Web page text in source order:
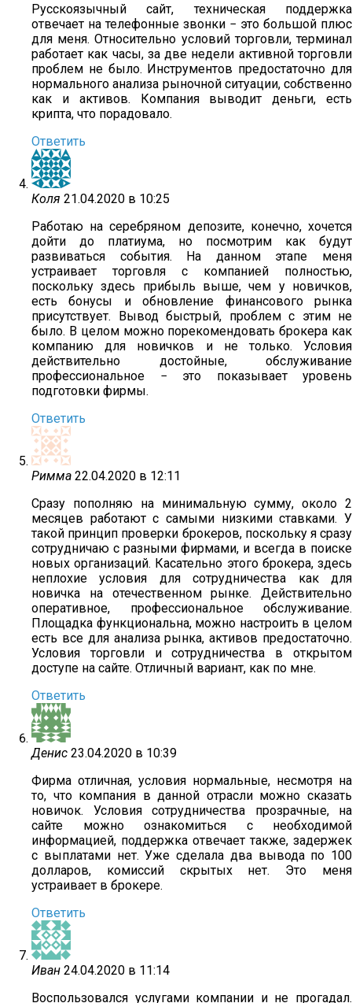
Русскоязычный сайт, техническая поддержка
отвечает на телефонные звонки − это большой плюс
для меня. Относительно условий торговли, терминал
работает как часы, за две недели активной торговли
проблем не было. Инструментов предостаточно для
нормального анализа рыночной ситуации, собственно
как и активов. Компания выводит деньги, есть
крипта, что порадовало.
Ответить
Коля 21.04.2020 в 10:25
Работаю на серебряном депозите, конечно, хочется
дойти до платиума, но посмотрим как будут
развиваться события. На данном этапе меня
устраивает торговля с компанией полностью,
поскольку здесь прибыль выше, чем у новичков,
есть бонусы и обновление финансового рынка
присутствует. Вывод быстрый, проблем с этим не
было. В целом можно порекомендовать брокера как
компанию для новичков и не только. Условия
действительно достойные, обслуживание
профессиональное − это показывает уровень
подготовки фирмы.
Ответить
Римма 22.04.2020 в 12:11
Сразу пополняю на минимальную сумму, около 2
месяцев работают с самыми низкими ставками. У
такой принцип проверки брокеров, поскольку я сразу
сотрудничаю с разными фирмами, и всегда в поиске
новых организаций. Касательно этого брокера, здесь
неплохие условия для сотрудничества как для
новичка на отечественном рынке. Действительно
оперативное, профессиональное обслуживание.
Площадка функциональна, можно настроить в целом
есть все для анализа рынка, активов предостаточно.
Условия торговли и сотрудничества в открытом
доступе на сайте. Отличный вариант, как по мне.
Ответить
Денис 23.04.2020 в 10:39
Фирма отличная, условия нормальные, несмотря на
то, что компания в данной отрасли можно сказать
новичок. Условия сотрудничества прозрачные, на
сайте можно ознакомиться с необходимой
информацией, поддержка отвечает также, задержек
с выплатами нет. Уже сделала два вывода по 100
долларов, комиссий скрытых нет. Это меня
устраивает в брокере.
Ответить
Иван 24.04.2020 в 11:14
Воспользовался услугами компании и не прогадал.